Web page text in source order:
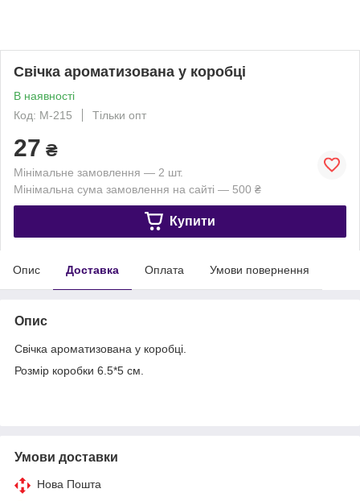
Свічка ароматизована у коробці
В наявності
Код: М-215
Тільки опт
27 ₴
Мінімальне замовлення — 2 шт.
Мінімальна сума замовлення на сайті — 500 ₴
Купити
Опис Доставка Оплата Умови повернення
Опис
Свічка ароматизована у коробці.
Розмір коробки 6.5*5 см.
Умови доставки
Нова Пошта